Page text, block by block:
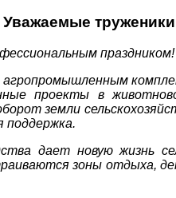
Уважаемые
праздником!
проекты в
земли
поддержка.
дает новую жизнь
зоны отдыха,